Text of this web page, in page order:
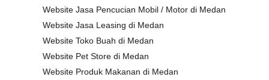
Website Jasa Pencucian Mobil / Motor di Medan
Website Jasa Leasing di Medan
Website Toko Buah di Medan
Website Pet Store di Medan
Website Produk Makanan di Medan